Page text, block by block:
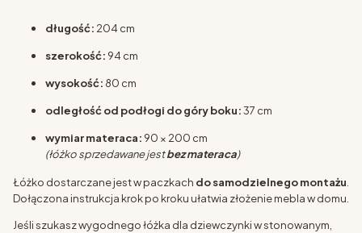
długość: 204 cm
szerokość: 94 cm
wysokość: 80 cm
odległość od podłogi do góry boku:37 cm
wymiar materaca: 90 × 200 cm
(łóżko sprzedawane jestbez materaca)
Łóżko dostarczane jest w paczkach do samodzielnego montażu
Dołączona instrukcja krok po kroku ułatwia złożenie mebla w domu.
Jeśli szukasz wygodnego łóżka dla dziewczynki w stonowanym,